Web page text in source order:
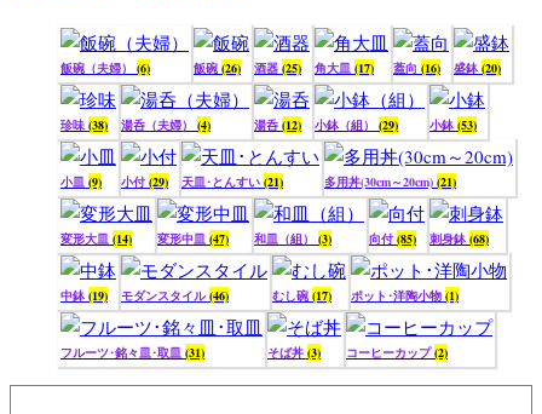
飯碗（夫婦） (6) 飯碗 (26) 酒器 (25) 角大皿 (17) 蓋向 (16) 盛鉢 (20)
珍味 (38) 湯呑（夫婦） (4) 湯呑 (12) 小鉢（組） (29) 小鉢 (53)
小皿 (9) 小付 (29) 天皿･とんすい (21) 多用丼(30cm～20cm) (21)
変形大皿 (14) 変形中皿 (47) 和皿（組） (3) 向付 (85) 刺身鉢 (68)
中鉢 (19) モダンスタイル(46) むし碗 (17) ポット･洋陶小物 (1)
フルーツ･銘々皿･取皿 (31) そば丼 (3) コーヒーカップ(2)